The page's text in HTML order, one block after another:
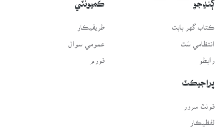
ڳنڍجو
ڪتاب گهر بابت
انتظامي سَٿ
رابطو
ڪميونٽي
طريقيڪار
عمومي سوال
فورم
پراجيڪٽ
لفظيڪار